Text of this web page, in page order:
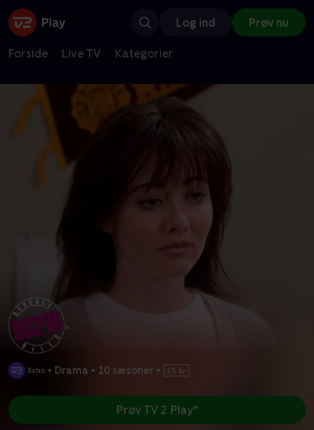
Log ind Prøv nu
Forside Live TV Kategorier
• Drama • 10 sæsoner •
Prøv TV 2 Play*